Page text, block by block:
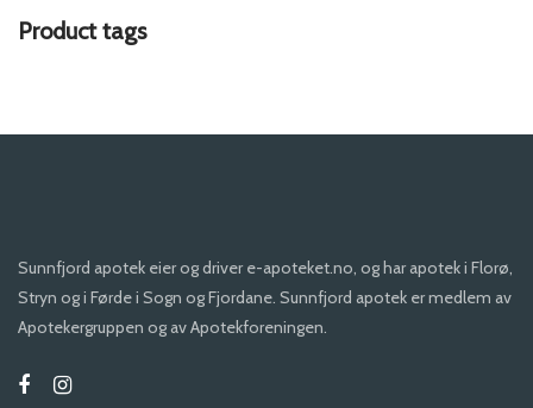
Product tags
Sunnfjord apotek eier og driver e-apoteket.no, og har apotek i Florø,
Stryn og i Førde i Sogn og Fjordane. Sunnfjord apotek er medlem av
Apotekergruppen og av Apotekforeningen.